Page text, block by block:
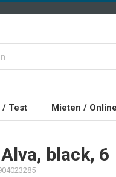
/ Test Mieten /
Alva, black, 6